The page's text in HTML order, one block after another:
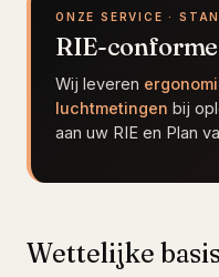
ONZE SERVICE ·
RIE-conforme
Wij leveren
luchtmetingen bij
aan uw RIE en Plan
Wettelijke